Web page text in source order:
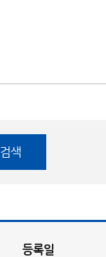
검색
등록일